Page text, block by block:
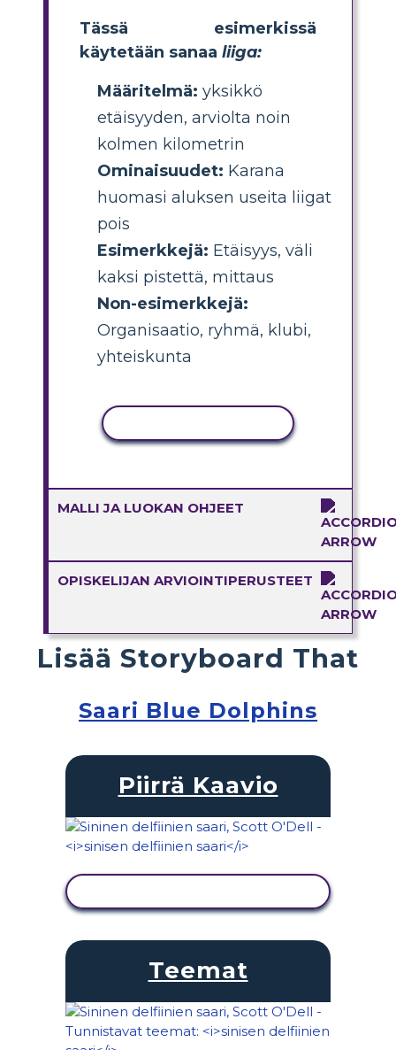
Tässä esimerkissä
käytetään sanaa liiga:
Määritelmä: yksikkö
etäisyyden, arviolta noin
kolmen kilometrin
Ominaisuudet: Karana
huomasi aluksen useita liigat
pois
Esimerkkejä: Etäisyys, väli
kaksi pistettä, mittaus
Non-esimerkkejä:
Organisaatio, ryhmä, klubi,
yhteiskunta
MALLI JA LUOKAN OHJEET
OPISKELIJAN ARVIOINTIPERUSTEET
Lisää Storyboard That
Saari Blue Dolphins
Piirrä Kaavio
Teemat